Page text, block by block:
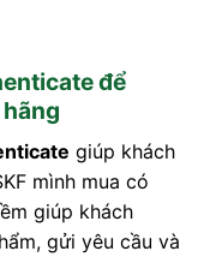
để
giúp khách
mình mua có
giúp khách
gửi yêu cầu và